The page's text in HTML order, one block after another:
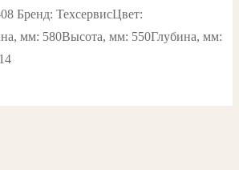
Бренд: ТехсервисЦвет:
мм: 580Высота, мм: 550Глубина, мм: